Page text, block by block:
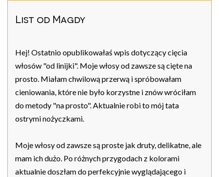
List od Magdy
Hej! Ostatnio opublikowałaś wpis dotyczący cięcia
włosów "od linijki". Moje włosy od zawsze są cięte na
prosto. Miałam chwilową przerwą i spróbowałam
cieniowania, które nie było korzystne i znów wróciłam
do metody "na prosto". Aktualnie robi to mój tata
ostrymi nożyczkami.
Moje włosy od zawsze są proste jak druty, delikatne, ale
mam ich dużo. Po różnych przygodach z kolorami
aktualnie doszłam do perfekcyjnie wyglądającego i